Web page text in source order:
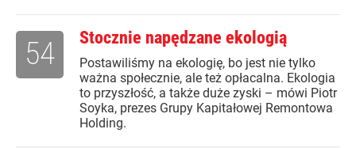
Stocznie napędzane ekologią
Postawiliśmy na ekologię, bo jest nie tylko
ważna społecznie, ale też opłacalna. Ekologia
to przyszłość, a także duże zyski – mówi Piotr
Soyka, prezes Grupy Kapitałowej Remontowa
Holding.
54